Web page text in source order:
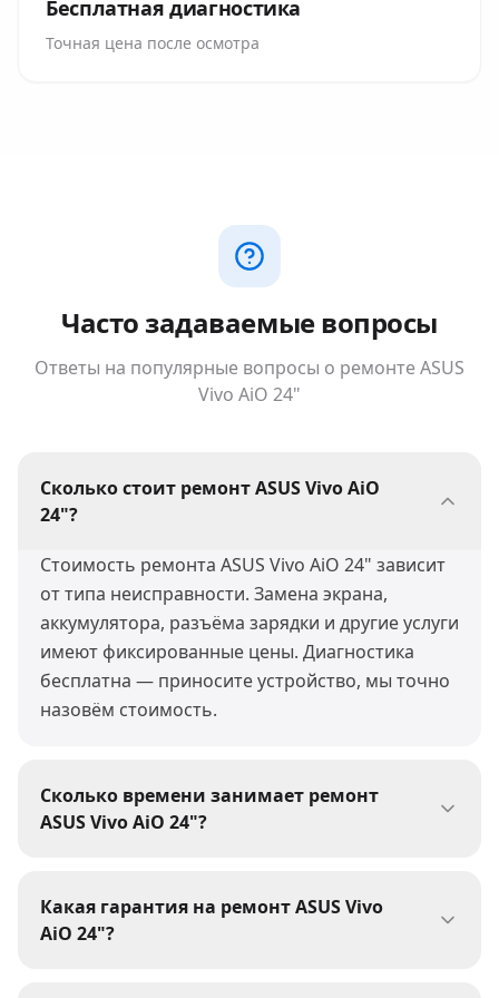
Бесплатная диагностика
Точная цена после осмотра
Часто задаваемые вопросы
Ответы на популярные вопросы о ремонтеASUS
Vivo AiO 24"
Сколько стоит ремонт ASUS Vivo AiO
24"?
Стоимость ремонта ASUS Vivo AiO 24" зависит
от типа неисправности. Замена экрана,
аккумулятора, разъёма зарядки и другие услуги
имеют фиксированные цены. Диагностика
бесплатна — приносите устройство, мы точно
назовём стоимость.
Сколько времени занимает ремонт
ASUS Vivo AiO 24"?
выполняем за 30-60 минут. Сложные работы
(пайка, восстановление после воды) могут
Какая гарантия на ремонт ASUS Vivo
AiO 24"?